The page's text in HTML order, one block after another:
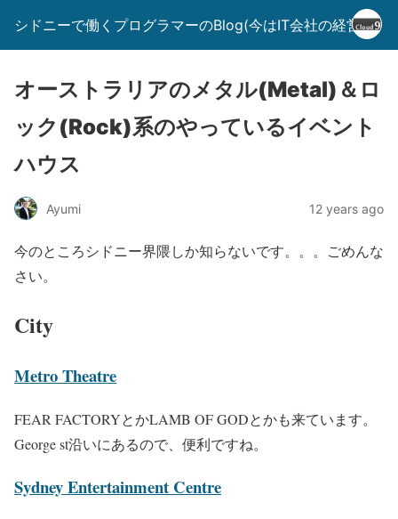
シドニーで働くプログラマーのBlog(今はIT会社の経営者)
オーストラリアのメタル(Metal)＆ロ
ック(Rock)系のやっているイベント
ハウス
Ayumi 12 years ago
今のところシドニー界隈しか知らないです。。。ごめんな
さい。
City
Metro Theatre
FEAR FACTORYとかLAMB OF GODとかも来ています。
George st沿いにあるので、便利ですね。
Sydney Entertainment Centre